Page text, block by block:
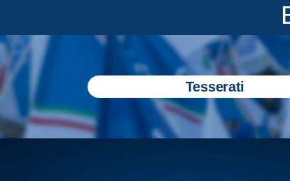
Tesserati